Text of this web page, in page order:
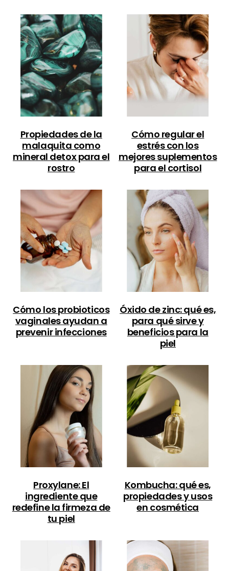
Propiedades de la
malaquita como
mineral detox para el
rostro
Cómo regular el
estrés con los
mejores suplementos
para el cortisol
Cómo los probioticos
vaginales ayudan a
prevenir infecciones
Óxido de zinc: qué es,
para qué sirve y
beneficios para la
piel
Proxylane: El
ingrediente que
redefine la firmeza de
tu piel
Kombucha: qué es,
propiedades y usos
en cosmética